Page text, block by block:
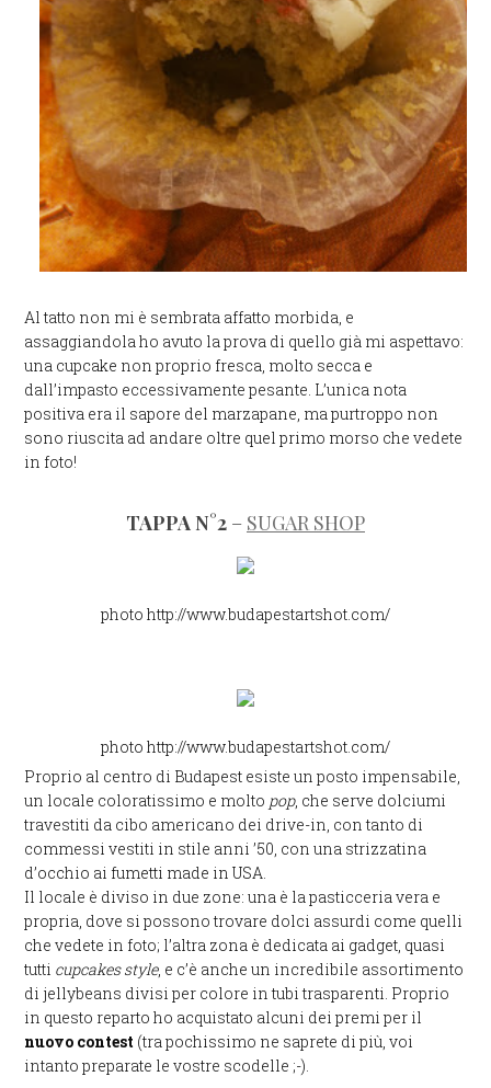
Al tatto non mi è sembrata affatto morbida, e
assaggiandola ho avuto la prova di quello già mi aspettavo:
una cupcake non proprio fresca, molto secca e
dall’impasto eccessivamente pesante. L’unica nota
positiva era il sapore del marzapane, ma purtroppo non
sono riuscita ad andare oltre quel primo morso che vedete
in foto!
TAPPA N°2 – SUGAR SHOP
photo http://www.budapestartshot.com/
photo http://www.budapestartshot.com/
Proprio al centro di Budapest esiste un posto impensabile,
un locale coloratissimo e molto pop, che serve dolciumi
travestiti da cibo americano dei drive-in, con tanto di
commessi vestiti in stile anni ’50, con una strizzatina
d’occhio ai fumetti made in USA.
Il locale è diviso in due zone: una è la pasticceria vera e
propria, dove si possono trovare dolci assurdi come quelli
che vedete in foto; l’altra zona è dedicata ai gadget, quasi
tutti cupcakes style, e c’è anche un incredibile assortimento
di jellybeans divisi per colore in tubi trasparenti. Proprio
in questo reparto ho acquistato alcuni dei premi per il
nuovo contest (tra pochissimo ne saprete di più, voi
intanto preparate le vostre scodelle ;-).